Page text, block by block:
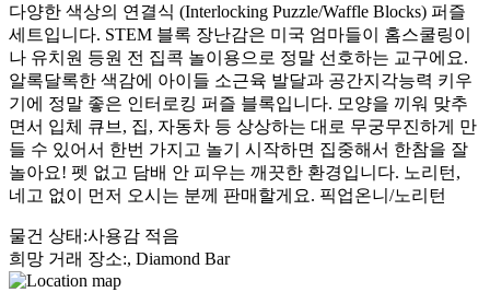
다양한 색상의 연결식 (Interlocking Puzzle/Waffle Blocks) 퍼즐
세트입니다. STEM 블록 장난감은 미국 엄마들이 홈스쿨링이
나 유치원 등원 전 집콕 놀이용으로 정말 선호하는 교구에요.
알록달록한 색감에 아이들 소근육 발달과 공간지각능력 키우
기에 정말 좋은 인터로킹 퍼즐 블록입니다. 모양을 끼워 맞추
면서 입체 큐브, 집, 자동차 등 상상하는 대로 무궁무진하게 만
들 수 있어서 한번 가지고 놀기 시작하면 집중해서 한참을 잘
놀아요! 펫 없고 담배 안 피우는 깨끗한 환경입니다. 노리턴,
네고 없이 먼저 오시는 분께 판매할게요. 픽업온니/노리턴
물건 상태 :사용감 적음
희망 거래 장소:, Diamond Bar